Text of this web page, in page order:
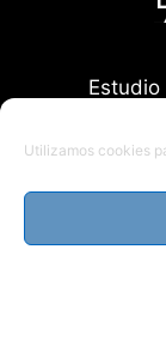
Utilizamos cookies